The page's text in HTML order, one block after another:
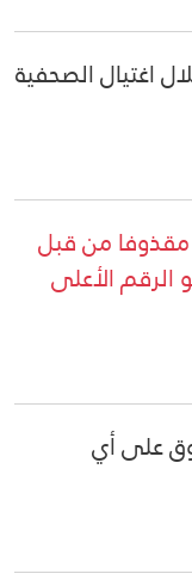
اغتيال الصحفية
اليونيفيل: سجلنا أمس إطلاق 113 مقذوفا من قبل
الرقم الأعلى
على أي